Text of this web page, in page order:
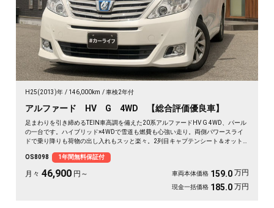
H25(2013)年 146,000km 車検2年付
アルファード HV G 4WD 【総合評価優良車】
足まわりを引き締めるTEIN車高調を備えた20系アルファードHV G 4WD、パール
の一台です。ハイブリッド×4WDで雪道も燃費も心強い走り。両側パワースライ
ドで乗り降りも荷物の出し入れもスッと楽々。2列目キャプテンシート＆オット
征も余裕の空間で。この一台なら移動そのものが楽しみに変わります🚗✨💺🙌😎
《1年保証付》
OS8098 1年間無料保証付
月々 46,900 円～ 車両本体価格 159.0 万円
現金一括価格 185.0 万円